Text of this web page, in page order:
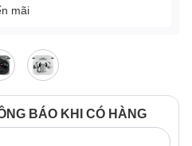
mãi
BÁO KHI CÓ HÀNG